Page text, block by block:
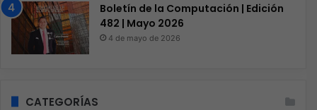
Boletín de la Computación | Edición
482 | Mayo 2026
4 de mayo de 2026
CATEGORÍAS